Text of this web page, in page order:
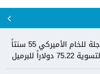
"رويترز": انخفضت العقود الآجلة للخام الأميركي 55 سنتاً